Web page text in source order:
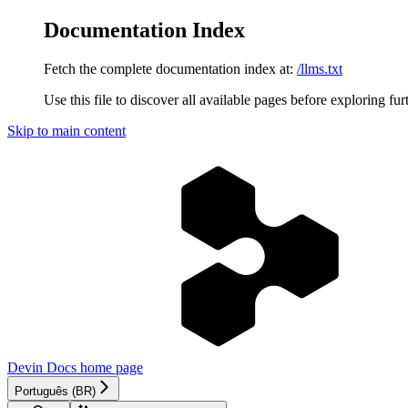
Documentation Index
Fetch the complete documentation index at: /llms.txt
Use this file to discover all available pages before exploring
Skip to main content
Devin Docs home page
Português (BR)